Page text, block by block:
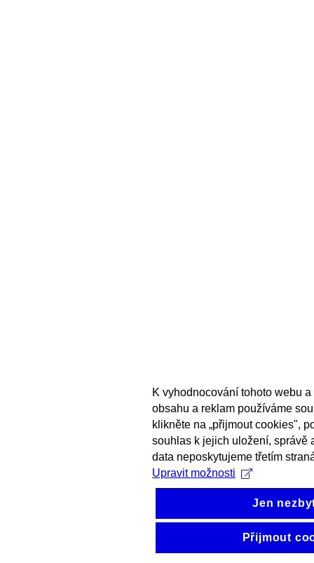
K vyhodnocování tohoto webu
obsahu a reklam používáme
klikněte na „přijmout cookies",
souhlas k jejich uložení, správě
data neposkytujeme třetím
Upravit možnosti
Jen
Přijmout